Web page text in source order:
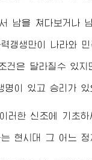
남을 쳐다보거나
갱생만이 나라와
건은 달라질수 있
명이 있고 승리가
러한 신조에 기초하
현시대 그 어느